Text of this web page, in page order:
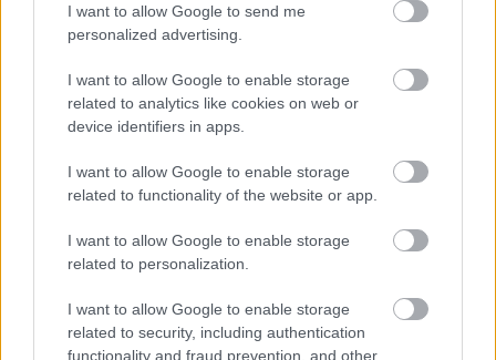
I want to allow Google to send me
personalized advertising.
I want to allow Google to enable storage
related to analytics like cookies on web or
device identifiers in apps.
I want to allow Google to enable storage
related to functionality of the website or app.
I want to allow Google to enable storage
related to personalization.
I want to allow Google to enable storage
related to security, including authentication
functionality and fraud prevention, and other
Tíz évvel ezelőtt Olaszországban egy nyári éjszakán
Frankie Knuckles fellépett egy aquapark szabadtéri
buliján. Pár nappal korábban ugyanebben ...
Retro lemez után retro cuccokkal